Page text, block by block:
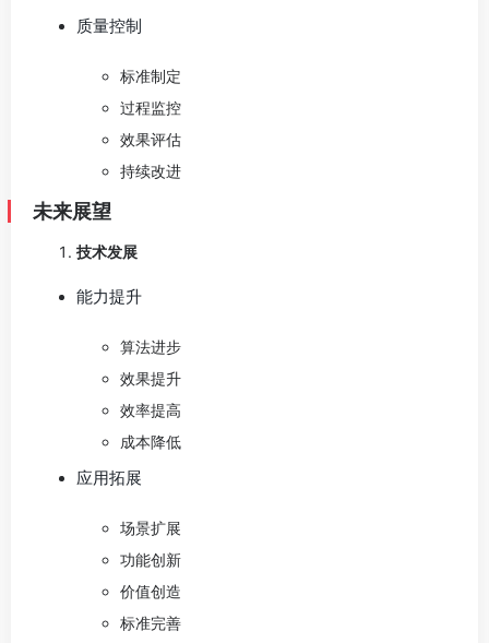
质量控制
标准制定
过程监控
效果评估
持续改进
未来展望
技术发展
能力提升
算法进步
效果提升
效率提高
成本降低
应用拓展
场景扩展
功能创新
价值创造
标准完善